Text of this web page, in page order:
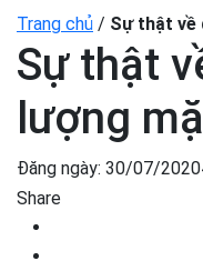
Trang chủ / Sự thật về
Sự thật
lượng
Đăng ngày: 30/07/
Share